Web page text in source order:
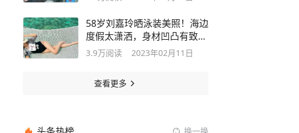
58岁刘嘉玲晒泳装美照！海边
度假太潇洒，身材凹凸有致大
长腿吸睛
3.9万阅读 2023年02月11日
查看更多